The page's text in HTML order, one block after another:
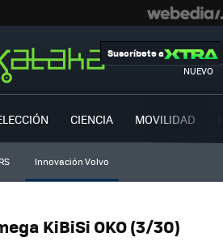
NUEVO
Suscríbete a
CIENCIA MOVILIDAD
Innovación Volvo
KiBiSi OKO (3/30)